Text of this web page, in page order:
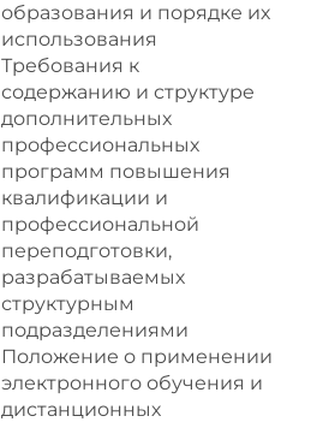
образования и порядке их
использования
Требования к
содержанию и структуре
дополнительных
профессиональных
программ повышения
квалификации и
профессиональной
переподготовки,
разрабатываемых
структурным
подразделениями
Положение о применении
электронного обучения и
дистанционных